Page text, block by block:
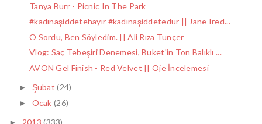
Tanya Burr - Picnic In The Park
#kadınaşiddetehayır #kadınaşiddetedur || Jane Ired...
O Sordu, Ben Söyledim. || Ali Rıza Tunçer
Vlog: Saç Tebeşiri Denemesi, Buket'in Ton Balıklı ...
AVON Gel Finish - Red Velvet || Oje İncelemesi
► Şubat(24)
► Ocak(26)